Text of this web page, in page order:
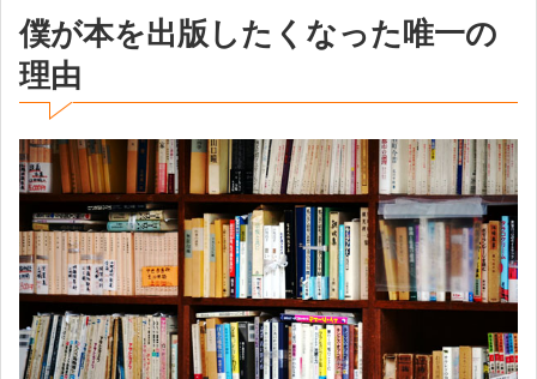
僕が本を出版したくなった唯一の
理由